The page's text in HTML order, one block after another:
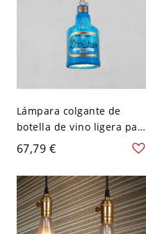
Lámpara colgante de
botella de vino ligera para
techo, azul de resina, para
comedor
67,79 €